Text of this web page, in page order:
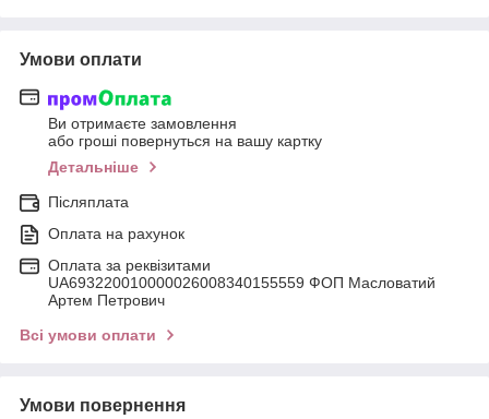
Умови оплати
Ви отримаєте замовлення
або гроші повернуться на вашу картку
Детальніше
Післяплата
Оплата на рахунок
Оплата за реквізитами
UA693220010000026008340155559 ФОП Масловатий
Артем Петрович
Всі умови оплати
Умови повернення